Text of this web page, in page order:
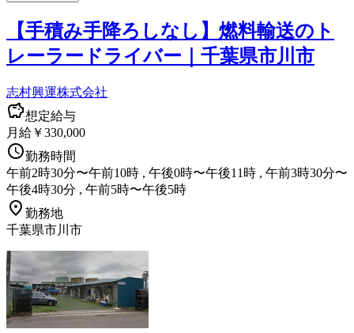
【手積み手降ろしなし】燃料輸送のト
レーラードライバー｜千葉県市川市
志村興運株式会社
想定給与
月給￥330,000
勤務時間
午前2時30分〜午前10時 , 午後0時〜午後11時 , 午前3時30分〜
午後4時30分 , 午前5時〜午後5時
勤務地
千葉県市川市